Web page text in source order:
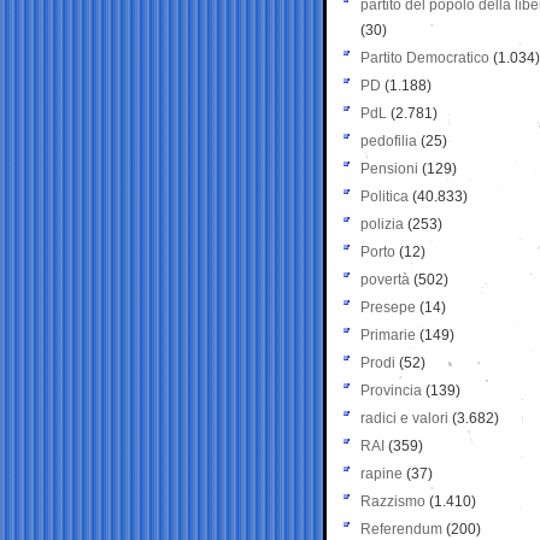
partito del popolo della
(30)
Partito Democratico (1.034)
PD (1.188)
PdL (2.781)
pedofilia (25)
Pensioni (129)
Politica (40.833)
polizia (253)
Porto (12)
povertà (502)
Presepe (14)
Primarie (149)
Prodi (52)
Provincia (139)
radici e valori (3.682)
RAI (359)
rapine (37)
Razzismo (1.410)
Referendum (200)